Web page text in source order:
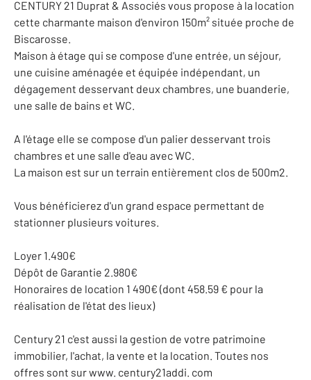
CENTURY 21 Duprat & Associés vous propose à la location
cette charmante maison d'environ 150m² située proche de
Biscarosse.
Maison à étage qui se compose d'une entrée, un séjour,
une cuisine aménagée et équipée indépendant, un
dégagement desservant deux chambres, une buanderie,
une salle de bains et WC.
A l'étage elle se compose d'un palier desservant trois
chambres et une salle d'eau avec WC.
La maison est sur un terrain entièrement clos de 500m2.
Vous bénéficierez d'un grand espace permettant de
stationner plusieurs voitures.
Loyer 1.490€
Dépôt de Garantie 2.980€
Honoraires de location 1 490€ (dont 458.59 € pour la
réalisation de l'état des lieux)
Century 21 c'est aussi la gestion de votre patrimoine
immobilier, l'achat, la vente et la location. Toutes nos
offres sont sur www. century21addi. com